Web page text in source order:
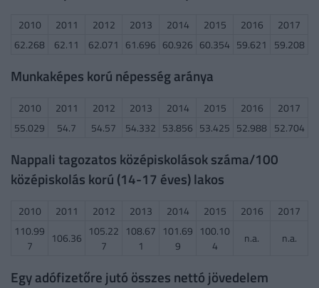
2010 2011 2012 2013 2014 2015 2016
2017
62.268
62.11 62.071 61.696 60.926 60.354 59.621 59.208
Munkaképes korú népesség aránya
2010 2011 2012 2013 2014 2015 2016
2017
55.029
54.7 54.57 54.332 53.856 53.425 52.988 52.704
Nappali tagozatos középiskolások száma/100
középiskolás korú (14-17 éves) lakos
2010 2011 2012 2013 2014 2015 2016
2017
110.99
7
106.36 105.22
7
108.67
1
101.69
9
100.10
4
n.a. n.a.
Egy adófizetőre jutó összes nettó jövedelem